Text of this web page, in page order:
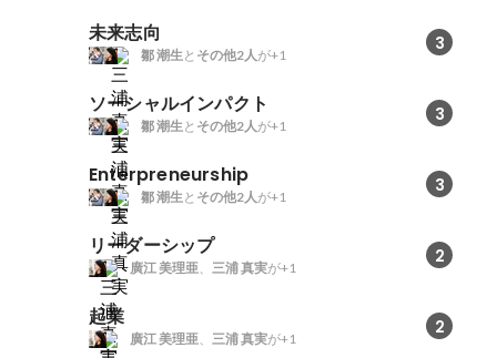
未来志向 3
鄒 潮生と その他2人が+1
ソーシャルインパクト 3
鄒 潮生と その他2人が+1
Enterpreneurship 3
鄒 潮生と その他2人が+1
リーダーシップ 2
廣江 美理亜、 三浦 真実が+1
起業 2
廣江 美理亜、 三浦 真実が+1